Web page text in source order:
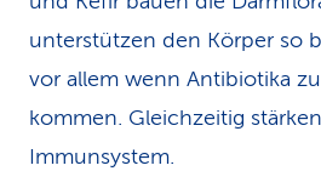
unterstützen den Körper so
vor allem wenn Antibiotika
kommen. Gleichzeitig
Immunsystem.